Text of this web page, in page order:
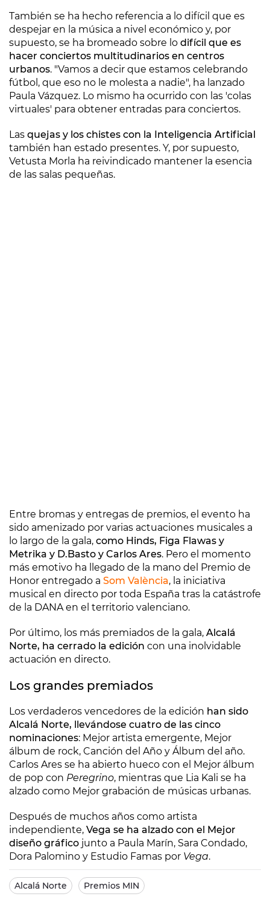
También se ha hecho referencia a lo difícil que es
despejar en la música a nivel económico y, por
supuesto, se ha bromeado sobre lo difícil que es
hacer conciertos multitudinarios en centros
urbanos. "Vamos a decir que estamos celebrando
fútbol, que eso no le molesta a nadie", ha lanzado
Paula Vázquez. Lo mismo ha ocurrido con las 'colas
virtuales' para obtener entradas para conciertos.
Las quejas y los chistes con la Inteligencia Artificial
también han estado presentes. Y, por supuesto,
Vetusta Morla ha reivindicado mantener la esencia
de las salas pequeñas.
Entre bromas y entregas de premios, el evento ha
sido amenizado por varias actuaciones musicales a
lo largo de la gala, como Hinds, Figa Flawas y
Metrika y D.Basto y Carlos Ares. Pero el momento
más emotivo ha llegado de la mano del Premio de
Honor entregado a Som València, la iniciativa
musical en directo por toda España tras la catástrofe
de la DANA en el territorio valenciano.
Por último, los más premiados de la gala, Alcalá
Norte, ha cerrado la edición con una inolvidable
actuación en directo.
Los grandes premiados
Los verdaderos vencedores de la edición han sido
Alcalá Norte, llevándose cuatro de las cinco
nominaciones: Mejor artista emergente, Mejor
álbum de rock, Canción del Año y Álbum del año.
Carlos Ares se ha abierto hueco con el Mejor álbum
de pop con Peregrino, mientras que Lia Kali se ha
alzado como Mejor grabación de músicas urbanas.
Después de muchos años como artista
independiente, Vega se ha alzado con el Mejor
diseño gráfico junto a Paula Marín, Sara Condado,
Dora Palomino y Estudio Famas por Vega.
Alcalá Norte Premios MIN